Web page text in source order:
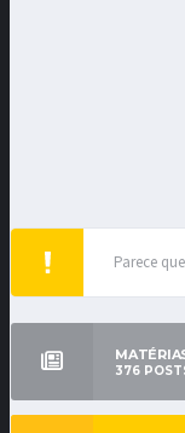
Parece
376